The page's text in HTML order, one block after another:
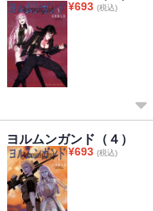
¥693 (税込)
ヨルムンガンド（４）
¥693 (税込)